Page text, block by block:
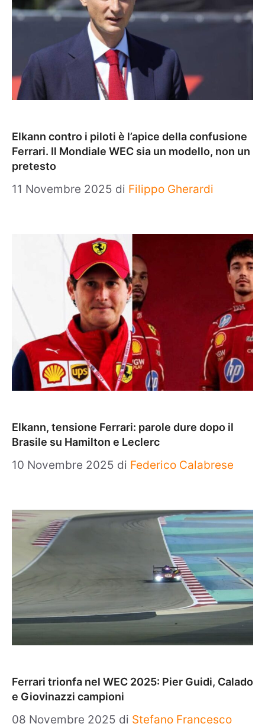
Elkann contro i piloti è l’apice della confusione
Ferrari. Il Mondiale WEC sia un modello, non un
pretesto
11 Novembre 2025 di Filippo Gherardi
Elkann, tensione Ferrari: parole dure dopo il
Brasile su Hamilton e Leclerc
10 Novembre 2025 di Federico Calabrese
Ferrari trionfa nel WEC 2025: Pier Guidi, Calado
e Giovinazzi campioni
08 Novembre 2025 di Stefano Francesco